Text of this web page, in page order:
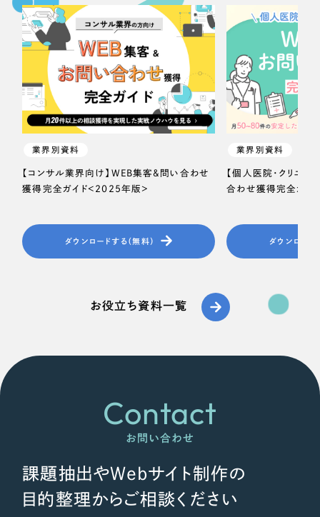
業界別資料
【コンサル業界向け】WEB集客＆問い合わせ
獲得完全ガイド＜2025年版＞
ダウンロードする（無料）
業界別資料
【個人医院・クリニッ
合わせ獲得完全ガイ
ダウンロード
お役立ち資料一覧
Contact
お問い合わせ
課題抽出やWebサイト制作の
目的整理からご相談ください